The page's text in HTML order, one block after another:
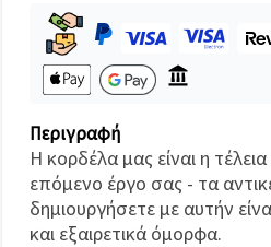
επιλέγοντας
δεδομένο
cookies και
κάνοντας
κουμπί
Αποθήκευση.
Αποδέχομαι
όλα!
Περιγραφή
Η κορδέλα μας είναι η
επόμενο έργο σας - τα
δημιουργήσετε με αυτήν
και εξαιρετικά όμορφα.